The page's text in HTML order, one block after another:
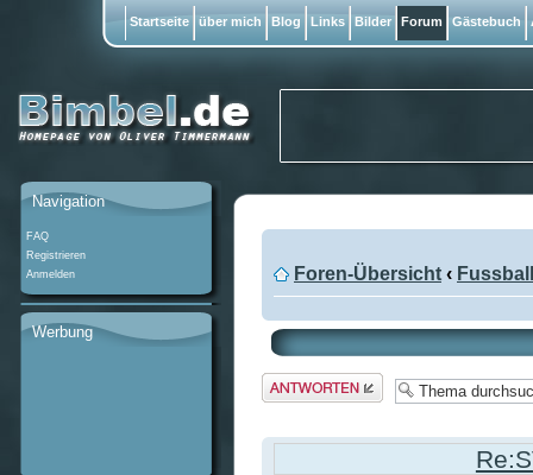
Foren-Übersicht ‹ Fussball
Antwort
erstellen
Navigation
FAQ
Registrieren
Anmelden
Werbung
Startseite über mich Blog Links Bilder Forum Gästebuch